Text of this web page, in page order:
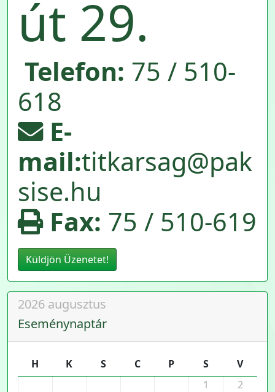
út 29.
Telefon: 75 / 510-
618
E-
mail:titkarsag@pak
sise.hu
Fax: 75 / 510-619
Küldjön Üzenetet!
2026 augusztus
Eseménynaptár
H K S C P S
V
1
2